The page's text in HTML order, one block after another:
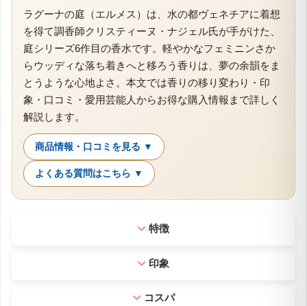
ラグーナの庭（エルメス）は、水の都ヴェネチアに着想
を得て調香師クリスティーヌ・ナジェル氏が手がけた、
庭シリーズ6作目の香水です。軽やかなフェミニンさか
らウッディな落ち着きへと移ろう香りは、夢の余韻をま
とうような心地よさ。本文では香りの移り変わり・印
象・口コミ・愛用芸能人からお得な購入情報まで詳しく
解説します。
商品情報・口コミを見る ▼
よくある質問はこちら ▼
特徴
印象
コスパ